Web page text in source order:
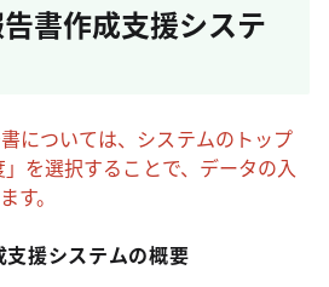
書作成支援システ
については、システムのトップ
を選択することで、データの入
す。
援システムの概要